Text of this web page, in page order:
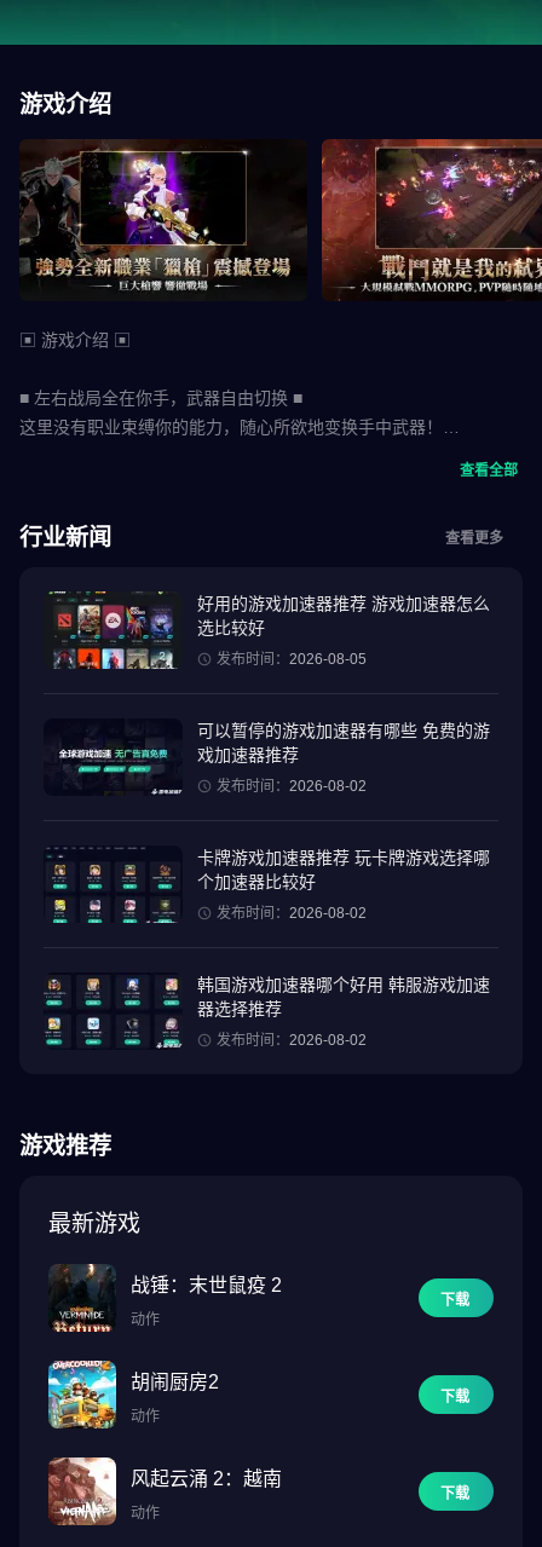
游戏介绍
▣ 游戏介绍 ▣
■ 左右战局全在你手，武器自由切换 ■
这里没有职业束缚你的能力，随心所欲地变换手中武器！
■ UE引擎打造独特视觉体验，超高品质卡通渲染技术 ■
享受UE引擎的卡通渲染带来的广阔自然环境和独特品质的视觉飨宴
■ 24小时游戏GM，游戏中与您做伴 ■
■ 王者之争的终极战场，攻城战 ■
集结你的骑士团，击溃敌军，将城堡收入麾下，成为无可撼动的城
主！
■ 赌上名誉的大型战争，伺服器袭击战 ■
超越你此前体验过的战斗！
赌上伺服器之间的荣誉，参与伺服器袭击战。
捍卫你的世界，征服对手的世界，并抢劫他们的资源。
不受地点限制，尽情探索大陆。
本游戏依中华民国游戏软体分级管理办法分类为：辅12级。
本游戏部分情节涉及暴力、不当言语、反社会性。
本游戏为免费使用，游戏内另提供购买虚拟游戏币、物品等付费服
请注意游戏时间，避免沉迷，游戏虚拟情节请勿模仿。
- 隐私政策: https://terms.withhive.com/terms/policy/view/M700/T3
※本游戏为免费使用，游戏内另提供购买虚拟游戏币，物品等付费
■ 装置资讯
- 最低规格：Android 10以上系统
查看全部
行业新闻 查看更多
好用的游戏加速器推荐 游戏加速器怎么
选比较好
发布时间： 2026-08-05
可以暂停的游戏加速器有哪些 免费的游
戏加速器推荐
发布时间： 2026-08-02
卡牌游戏加速器推荐 玩卡牌游戏选择哪
个加速器比较好
发布时间： 2026-08-02
韩国游戏加速器哪个好用 韩服游戏加速
器选择推荐
发布时间： 2026-08-02
游戏推荐
最新游戏
战锤：末世鼠疫 2
动作
下载
胡闹厨房2
动作
下载
风起云涌 2：越南
动作
下载